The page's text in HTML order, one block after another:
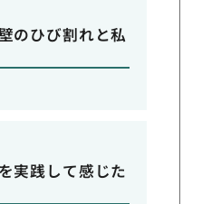
のひび割れと私
実践して感じた